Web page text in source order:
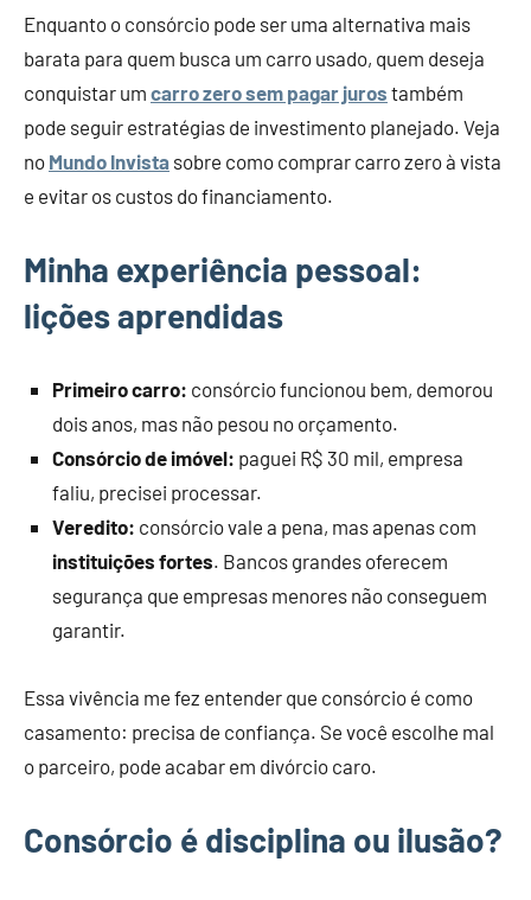
Enquanto o consórcio pode ser uma alternativa mais
barata para quem busca um carro usado, quem deseja
conquistar um carro zero sem pagar juros também
pode seguir estratégias de investimento planejado. Veja
no Mundo Invista sobre como comprar carro zero à vista
e evitar os custos do financiamento.
Minha experiência pessoal:
lições aprendidas
Primeiro carro: consórcio funcionou bem, demorou
dois anos, mas não pesou no orçamento.
Consórcio de imóvel: paguei R$ 30 mil, empresa
faliu, precisei processar.
Veredito: consórcio vale a pena, mas apenas com
instituições fortes. Bancos grandes oferecem
segurança que empresas menores não conseguem
garantir.
Essa vivência me fez entender que consórcio é como
casamento: precisa de confiança. Se você escolhe mal
o parceiro, pode acabar em divórcio caro.
Consórcio é disciplina ou ilusão?